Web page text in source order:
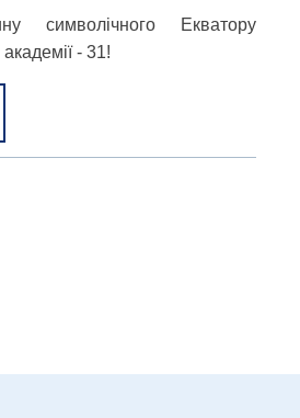
символічного Екватору
- 31!